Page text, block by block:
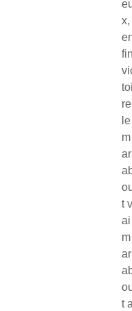
x,
fin
toi
re
le
m
ar
t
ai
m
ar
t